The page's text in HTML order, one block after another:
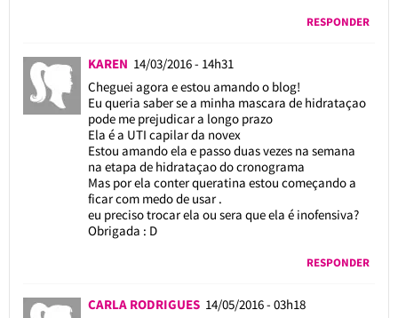
RESPONDER
KAREN 14/03/2016 - 14h31
Cheguei agora e estou amando o blog!
Eu queria saber se a minha mascara de hidrataçao
pode me prejudicar a longo prazo
Ela é a UTI capilar da novex
Estou amando ela e passo duas vezes na semana
na etapa de hidrataçao do cronograma
Mas por ela conter queratina estou começando a
ficar com medo de usar .
eu preciso trocar ela ou sera que ela é inofensiva?
Obrigada : D
RESPONDER
CARLA RODRIGUES 14/05/2016 - 03h18